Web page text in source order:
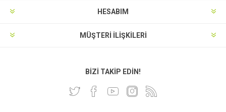
HESABIM
MÜŞTERI İLIŞKILERI
BIZI TAKIP EDIN!